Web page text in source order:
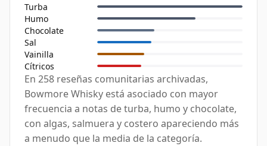
Turba
Humo
Chocolate
Sal
Vainilla
Cítricos
En 258 reseñas comunitarias archivadas,
Bowmore Whisky está asociado con mayor
frecuencia a notas de turba, humo y chocolate,
con algas, salmuera y costero apareciendo más
a menudo que la media de la categoría.